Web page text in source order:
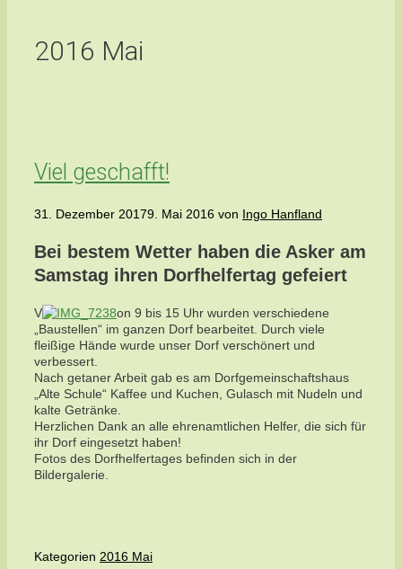
2016 Mai
Viel geschafft!
31. Dezember 20179. Mai 2016 von Ingo Hanfland
Bei bestem Wetter haben die Asker am
Samstag ihren Dorfhelfertag gefeiert
V
on 9 bis 15 Uhr wurden verschiedene
„Baustellen“ im ganzen Dorf bearbeitet. Durch viele
fleißige Hände wurde unser Dorf verschönert und
verbessert.
Nach getaner Arbeit gab es am Dorfgemeinschaftshaus
„Alte Schule“ Kaffee und Kuchen, Gulasch mit Nudeln und
kalte Getränke.
Herzlichen Dank an alle ehrenamtlichen Helfer, die sich für
ihr Dorf eingesetzt haben!
Fotos des Dorfhelfertages befinden sich in der
Bildergalerie.
Kategorien 2016 Mai